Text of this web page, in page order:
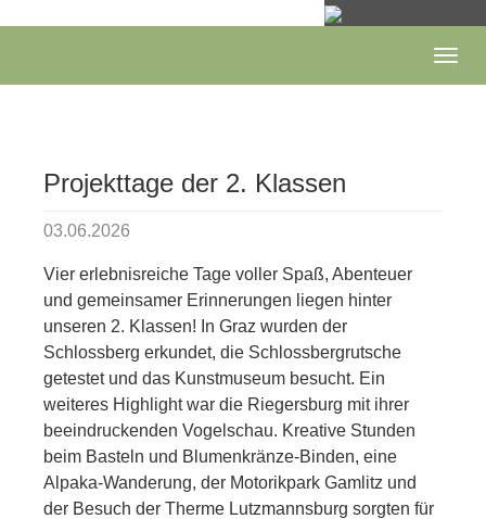
content
Projekttage der 2. Klassen
03.06.2026
Vier erlebnisreiche Tage voller Spaß, Abenteuer
und gemeinsamer Erinnerungen liegen hinter
unseren 2. Klassen! In Graz wurden der
Schlossberg erkundet, die Schlossbergrutsche
getestet und das Kunstmuseum besucht. Ein
weiteres Highlight war die Riegersburg mit ihrer
beeindruckenden Vogelschau. Kreative Stunden
beim Basteln und Blumenkränze-Binden, eine
Alpaka-Wanderung, der Motorikpark Gamlitz und
der Besuch der Therme Lutzmannsburg sorgten für